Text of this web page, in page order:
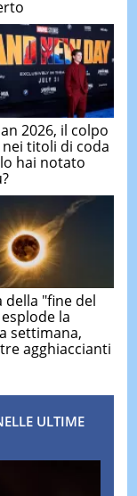
2026, il colpo
nei titoli di coda
hai notato
della "fine del
la
settimana,
agghiaccianti
ULTIME